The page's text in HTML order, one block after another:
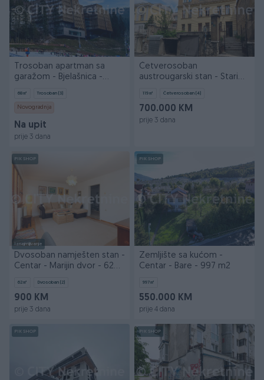
Trosoban apartman sa
garažom - Bjelašnica -
68㎡ Trosoban (3)
Novogradnja
Na upit
prije 3 dana
Četverosoban
austrougarski stan - Stari
119㎡ Četverosoban (4)
700.000 KM
prije 3 dana
PIK SHOP
Iznajmljivanje
Dvosoban namješten stan -
Centar - Marijin dvor - 62
62㎡ Dvosoban (2)
900 KM
prije 3 dana
PIK SHOP
Zemljište sa kućom -
Centar - Bare - 997 m2
997㎡
550.000 KM
prije 4 dana
PIK SHOP PIK SHOP